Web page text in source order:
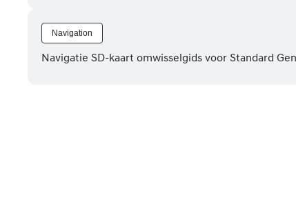
Navigation
Navigatie SD-kaart omwisselgids voor Standard